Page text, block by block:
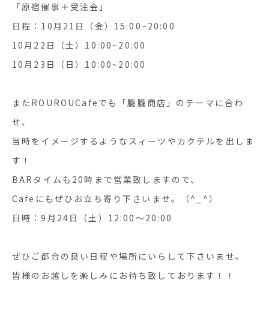
「原宿催事＋受注会」
日程：10月21日（金）15:00~20:00
10月22日（土）10:00~20:00
10月23日（日）10:00~20:00
またROUROUCafeでも「朧朧商店」のテーマに合わ
せ、
当時をイメージするようなスィーツやカクテルを出しま
す！
BARタイムも20時まで営業致しますので、
Cafeにもぜひお立ち寄り下さいませ。（^_^）
日時：9月24日（土）12:00〜20:00
ぜひご都合の良い日程や場所にいらして下さいませ。
皆様のお越しを楽しみにお待ち致しております！！